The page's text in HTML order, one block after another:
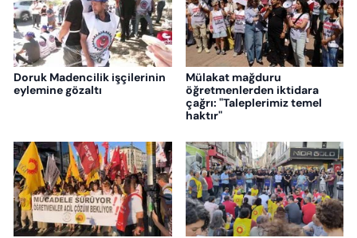
Doruk Madencilik işçilerinin
eylemine gözaltı
Mülakat mağduru
öğretmenlerden iktidara
çağrı: "Taleplerimiz temel
haktır"